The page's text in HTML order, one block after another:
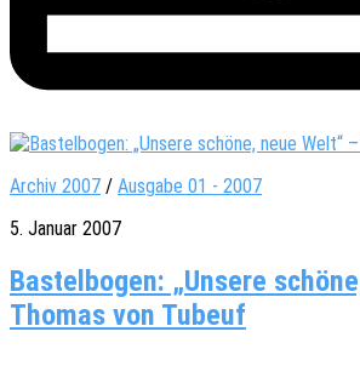
Archiv 2007 / Ausgabe 01 - 2007
5. Januar 2007
Bastelbogen: „Unsere
Thomas von Tubeuf